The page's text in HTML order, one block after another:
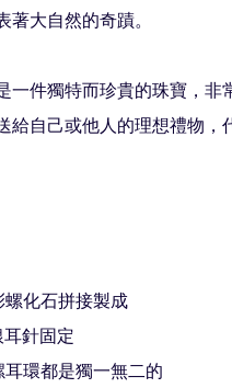
著大自然的奇蹟。
一件獨特而珍貴的珠寶，非
給自己或他人的理想禮物，
化石拼接製成
耳針固定
環都是獨一無二的